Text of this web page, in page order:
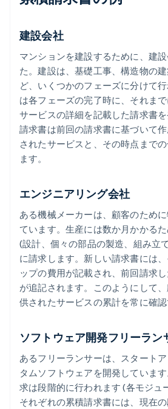
建設会社
マンションを建設するために、建
た。建設は、基礎工事、構造物の
ど、いくつかのフェーズに分けて
は各フェーズの完了時に、それま
サービスの詳細を記載した請求書
請求書は前回の請求書に基づいて
されたサービスと、その時点まで
ます。
エンジニアリング会社
ある機械メーカーは、顧客のため
ています。生産には数か月かかる
(設計、個々の部品の製造、組み立
に請求します。新しい請求書には
ップの費用が記載され、前回請求
が追記されます。このようにして
供されたサービスの累計を常に確認
ソフトウェア開発フリーラン
あるフリーランサーは、スタート
タムソフトウェアを開発していま
求は段階的に行われます (各モジュ
それぞれの累積請求書には、現在